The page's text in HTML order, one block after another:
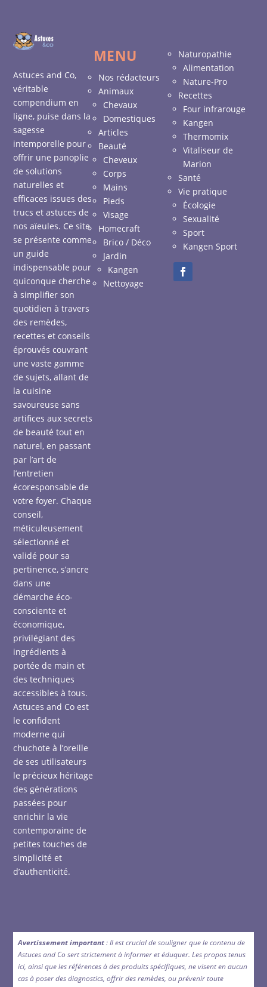
Astuces and Co,
véritable
compendium en
ligne, puise dans la
sagesse
intemporelle pour
offrir une panoplie
de solutions
naturelles et
efficaces issues des
trucs et astuces de
nos aïeules. Ce site
se présente comme
un guide
indispensable pour
quiconque cherche
à simplifier son
quotidien à travers
des remèdes,
recettes et conseils
éprouvés couvrant
une vaste gamme
de sujets, allant de
la cuisine
savoureuse sans
artifices aux secrets
de beauté tout en
naturel, en passant
par l’art de
l’entretien
écoresponsable de
votre foyer. Chaque
conseil,
méticuleusement
sélectionné et
validé pour sa
pertinence, s’ancre
dans une
démarche éco-
consciente et
économique,
privilégiant des
ingrédients à
portée de main et
des techniques
accessibles à tous.
Astuces and Co est
le confident
moderne qui
chuchote à l’oreille
de ses utilisateurs
le précieux héritage
des générations
passées pour
enrichir la vie
contemporaine de
petites touches de
simplicité et
d’authenticité.
MENU
Nos rédacteurs
Animaux
Chevaux
Domestiques
Articles
Beauté
Cheveux
Corps
Mains
Pieds
Visage
Homecraft
Brico / Déco
Jardin
Kangen
Nettoyage
Naturopathie
Alimentation
Nature-Pro
Recettes
Four infrarouge
Kangen
Thermomix
Vitaliseur de
Marion
Santé
Vie pratique
Écologie
Sexualité
Sport
Kangen Sport
Avertissement important: Il est crucial de souligner que le contenu de
Astuces and Co sert strictement à informer et éduquer. Les propos tenus
ici, ainsi que les références à des produits spécifiques, ne visent en aucun
cas à poser des diagnostics, offrir des remèdes, ou prévenir toute